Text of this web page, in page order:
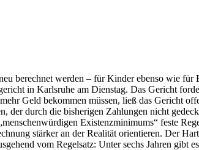
berechnet werden – für Kinder ebenso wie
in Karlsruhe am Dienstag. Das Gericht
Geld bekommen müssen, ließ das Gericht
der durch die bisherigen Zahlungen nicht
Existenzminimums“ feste
stärker an der Realität orientieren. Der
vom Regelsatz: Unter sechs Jahren gibt